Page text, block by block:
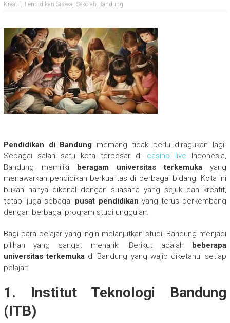
Kreatif, Pendidikan Siswa, Sekolah Bandung
Pendidikan di Bandung memang tidak perlu diragukan lagi.
Sebagai salah satu kota terbesar di casino live Indonesia,
Bandung memiliki beragam universitas terkemuka yang
menawarkan pendidikan berkualitas di berbagai bidang. Kota ini
bukan hanya dikenal dengan suasana yang sejuk dan kreatif,
tetapi juga sebagai pusat pendidikan yang terus berkembang
dengan berbagai program studi unggulan.
Bagi para pelajar yang ingin melanjutkan studi, Bandung menjadi
pilihan yang sangat menarik. Berikut adalah beberapa
universitas terkemukadi Bandung yang wajib diketahui setiap
pelajar:
1. Institut Teknologi Bandung
(ITB)